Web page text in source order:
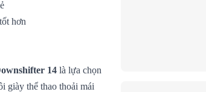
hơn
14 là lựa chọn
giày thể thao thoải mái